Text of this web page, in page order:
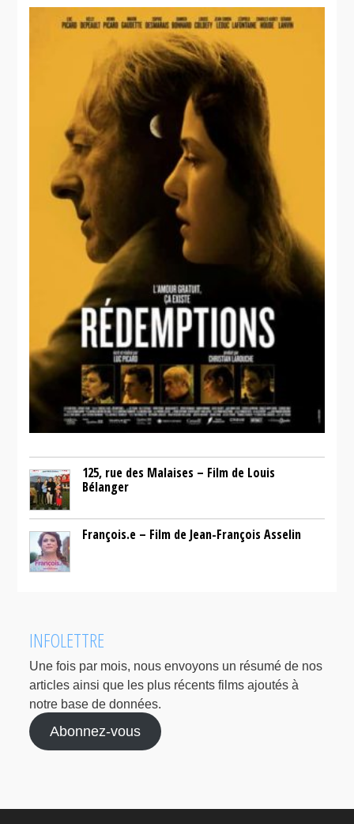
125, rue des Malaises – Film de Louis
Bélanger
François.e – Film de Jean-François Asselin
INFOLETTRE
Une fois par mois, nous envoyons un résumé de nos
articles ainsi que les plus récents films ajoutés à
notre base de données.
Abonnez-vous